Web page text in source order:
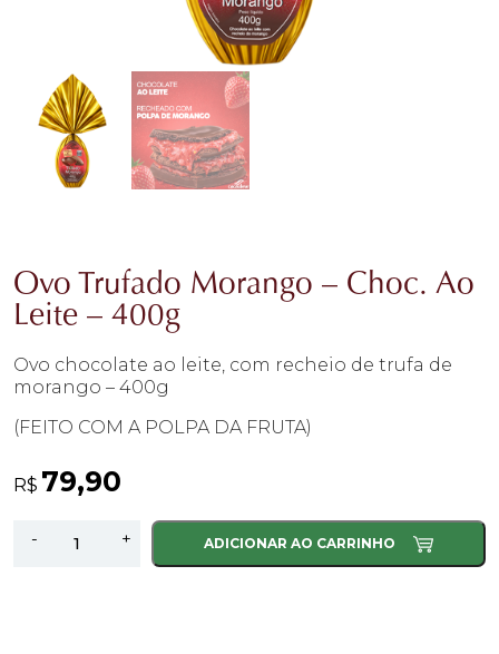
Ovo Trufado Morango – Choc. Ao
Leite – 400g
Ovo chocolate ao leite, com recheio de trufa de
morango – 400g
(FEITO COM A POLPA DA FRUTA)
R$ 79,90
-
Ovo
Trufado
+ ADICIONAR AO CARRINHO